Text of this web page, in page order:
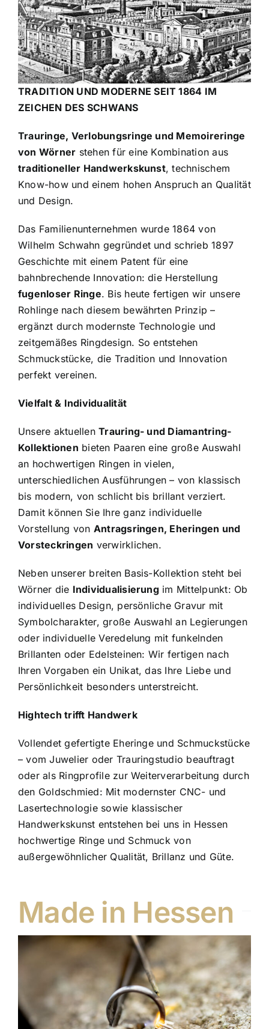
Schmuck
Bezugsquellen
Manufaktur
TRADITION UND MODERNE SEIT 1864 IM
ZEICHEN DES SCHWANS
Trauringe, Verlobungsringe und Memoireringe
von Wörner stehen für eine Kombination aus
traditioneller Handwerkskunst, technischem
Know-how und einem hohen Anspruch an Qualität
und Design.
Das Familienunternehmen wurde 1864 von
Wilhelm Schwahn gegründet und schrieb 1897
Geschichte mit einem Patent für eine
bahnbrechende Innovation: die Herstellung
fugenloser Ringe. Bis heute fertigen wir unsere
Rohlinge nach diesem bewährten Prinzip –
ergänzt durch modernste Technologie und
zeitgemäßes Ringdesign. So entstehen
Schmuckstücke, die Tradition und Innovation
perfekt vereinen.
Vielfalt & Individualität
Unsere aktuellenTrauring- und Diamantring-
Kollektionen bieten Paaren eine große Auswahl
an hochwertigen Ringen in vielen,
unterschiedlichen Ausführungen – von klassisch
bis modern, von schlicht bis brillant verziert.
Damit können Sie Ihre ganz individuelle
Vorstellung von Antragsringen, Eheringen und
Vorsteckringen verwirklichen.
Neben unserer breiten Basis-Kollektion steht bei
Wörner die Individualisierungim Mittelpunkt: Ob
individuelles Design, persönliche Gravur mit
Symbolcharakter, große Auswahl an Legierungen
oder individuelle Veredelung mit funkelnden
Brillanten oder Edelsteinen: Wir fertigen nach
Ihren Vorgaben ein Unikat, das Ihre Liebe und
Persönlichkeit besonders unterstreicht.
Hightech trifft Handwerk
Vollendet gefertigte Eheringe und Schmuckstücke
– vom Juwelier oder Trauringstudio beauftragt
oder als Ringprofile zur Weiterverarbeitung durch
den Goldschmied: Mit modernster CNC- und
Lasertechnologie sowie klassischer
Handwerkskunst entstehen bei uns in Hessen
hochwertige Ringe und Schmuck von
außergewöhnlicher Qualität, Brillanz und Güte.
Made in Hessen